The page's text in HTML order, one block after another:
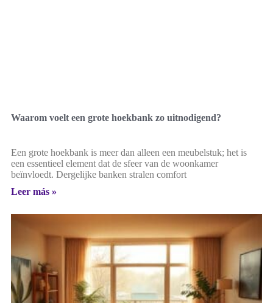
Waarom voelt een grote hoekbank zo uitnodigend?
Een grote hoekbank is meer dan alleen een meubelstuk; het is
een essentieel element dat de sfeer van de woonkamer
beïnvloedt. Dergelijke banken stralen comfort
Leer más »